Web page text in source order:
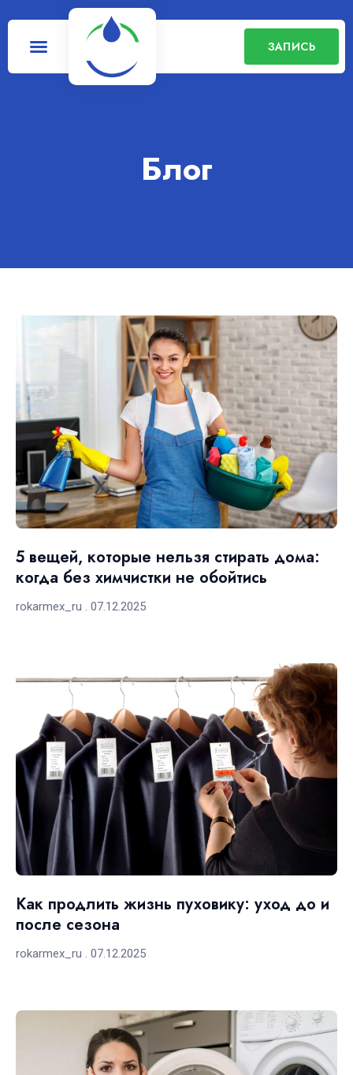
ЗАПИСЬ
Блог
5 вещей, которые нельзя стирать дома:
когда без химчистки не обойтись
rokarmex_ru 07.12.2025
Как продлить жизнь пуховику: уход до и
после сезона
rokarmex_ru 07.12.2025